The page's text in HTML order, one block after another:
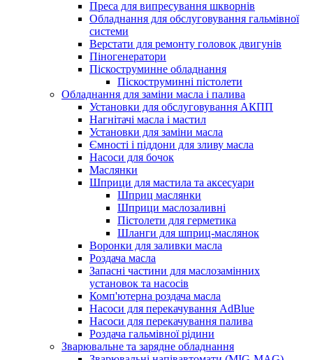
Преса для випресування шкворнів
Обладнання для обслуговування гальмівної
системи
Верстати для ремонту головок двигунів
Піногенератори
Піскоструминне обладнання
Піскоструминні пістолети
Обладнання для заміни масла і палива
Установки для обслуговування АКПП
Нагнітачі масла і мастил
Установки для заміни масла
Ємності і піддони для зливу масла
Насоси для бочок
Маслянки
Шприци для мастила та аксесуари
Шприц маслянки
Шприци маслозаливні
Пістолети для герметика
Шланги для шприц-маслянок
Воронки для заливки масла
Роздача масла
Запасні частини для маслозамінних
установок та насосів
Комп'ютерна роздача масла
Насоси для перекачування AdBlue
Насоси для перекачування палива
Роздача гальмівної рідини
Зварювальне та зарядне обладнання